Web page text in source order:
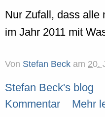
Nur Zufall, dass alle
im Jahr 2011 mit
Von Stefan Beck am 20.
Stefan Beck's blog
Kommentar
Mehr